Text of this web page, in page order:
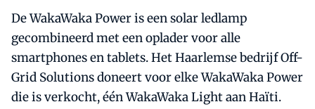
De WakaWaka Power is een solar ledlamp
gecombineerd met een oplader voor alle
smartphones en tablets. Het Haarlemse bedrijf Off-
Grid Solutions doneert voor elke WakaWaka Power
die is verkocht, één WakaWaka Light aan Haïti.